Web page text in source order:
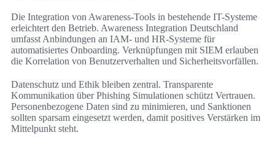
Die Integration von Awareness-Tools in bestehende IT-Systeme
erleichtert den Betrieb. Awareness Integration Deutschland
umfasst Anbindungen an IAM- und HR-Systeme für
automatisiertes Onboarding. Verknüpfungen mit SIEM erlauben
die Korrelation von Benutzerverhalten und Sicherheitsvorfällen.
Datenschutz und Ethik bleiben zentral. Transparente
Kommunikation über Phishing Simulationen schützt Vertrauen.
Personenbezogene Daten sind zu minimieren, und Sanktionen
sollten sparsam eingesetzt werden, damit positives Verstärken im
Mittelpunkt steht.